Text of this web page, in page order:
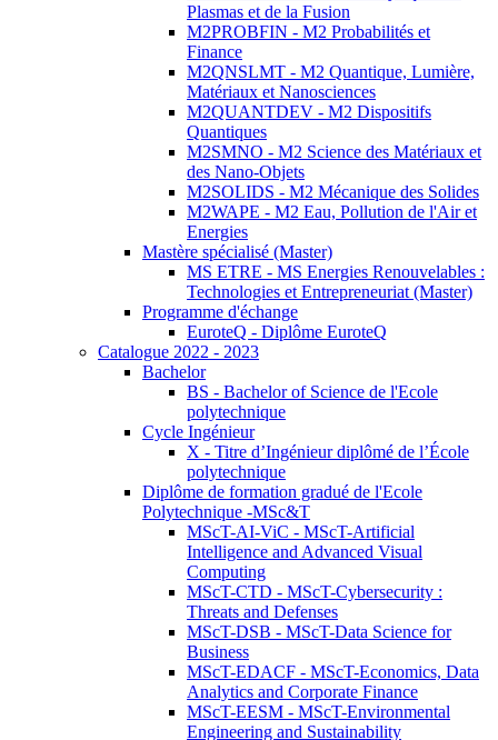
Plasmas et de la Fusion
M2PROBFIN - M2 Probabilités et
Finance
M2QNSLMT - M2 Quantique, Lumière,
Matériaux et Nanosciences
M2QUANTDEV - M2 Dispositifs
Quantiques
M2SMNO - M2 Science des Matériaux et
des Nano-Objets
M2SOLIDS - M2 Mécanique des Solides
M2WAPE - M2 Eau, Pollution de l'Air et
Energies
Mastère spécialisé (Master)
MS ETRE - MS Energies Renouvelables :
Technologies et Entrepreneuriat (Master)
Programme d'échange
EuroteQ - Diplôme EuroteQ
Catalogue 2022 - 2023
Bachelor
BS - Bachelor of Science de l'Ecole
polytechnique
Cycle Ingénieur
X - Titre d’Ingénieur diplômé de l’École
polytechnique
Diplôme de formation gradué de l'Ecole
Polytechnique -MSc&T
MScT-AI-ViC - MScT-Artificial
Intelligence and Advanced Visual
Computing
MScT-CTD - MScT-Cybersecurity :
Threats and Defenses
MScT-DSB - MScT-Data Science for
Business
MScT-EDACF - MScT-Economics, Data
Analytics and Corporate Finance
MScT-EESM - MScT-Environmental
Engineering and Sustainability